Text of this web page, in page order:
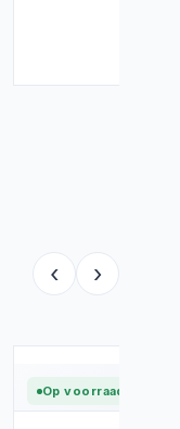
‹ ›
Op voorraad